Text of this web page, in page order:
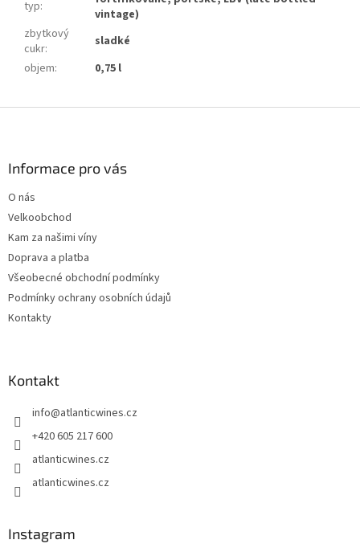
typ:
vintage)
zbytkový
cukr:
sladké
objem: 0,75 l
Informace pro vás
O nás
Velkoobchod
Kam za našimi víny
Doprava a platba
Všeobecné obchodní podmínky
Podmínky ochrany osobních údajů
Kontakty
Kontakt
info@atlanticwines.cz
+420 605 217 600
atlanticwines.cz
atlanticwines.cz
Instagram